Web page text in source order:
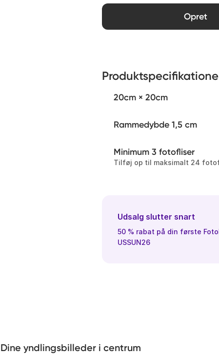
Opret
20cm × 20cm
Rammedybde 1,5 cm
Minimum 3 fotofliser
Tilføj op til maksimalt 24
Udsalg slutter snart
50 % rabat på din første
USSUN26
Dine yndlingsbilleder i centrum